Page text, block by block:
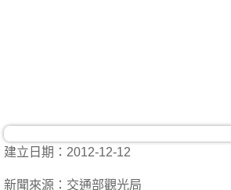
建立日期：2012-12-12
新聞來源：交通部觀光局